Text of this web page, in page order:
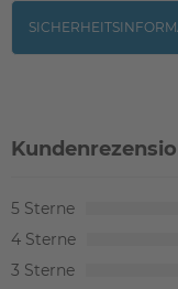
5
4
3